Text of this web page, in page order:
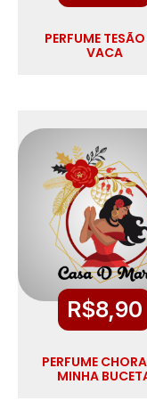
PERFUME
VACA
R$8,90
PERFUME
MINHA